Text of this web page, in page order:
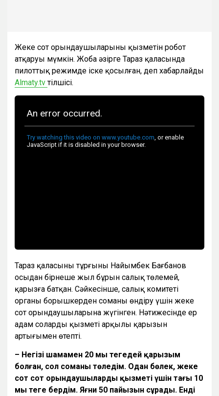
Жеке сот орындаушыларының қызметін робот
атқаруы мүмкін. Жоба әзірге Тараз қаласында
пилоттық режимде іске қосылған, деп хабарлайды
Almaty.tvтілшісі.
Тараз қаласының тұрғыны Найымбек Бағбанов
осыдан бірнеше жыл бұрын салық төлемей,
қарызға батқан. Сәйкесінше, салық комитеті
органы борышкерден соманы өндіру үшін жеке
сот орындаушыларына жүгінген. Нәтижесінде ер
адам солардың қызметі арқылы қарызын
артығымен өтепті.
– Негізі шамамен 20 мың теңгедей қарызым
болған, сол соманы төледім. Одан бөлек, жеке
сот сот орындаушылардың қызметі үшін тағы 10
мың теңге бердім. Яғни 50 пайызын сұрады. Енді